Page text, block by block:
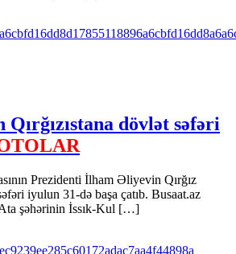
dövlət səfəri
Prezidenti İlham Əliyevin Qırğız
iyulun 31-də başa çatıb. Busaat.az
şəhərinin İssık-Kul […]